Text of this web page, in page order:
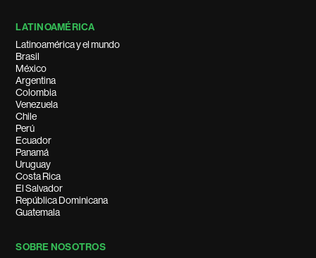
LATINOAMÉRICA
Latinoamérica y el mundo
Brasil
México
Argentina
Colombia
Venezuela
Chile
Perú
Ecuador
Panamá
Uruguay
Costa Rica
El Salvador
República Dominicana
Guatemala
SOBRE NOSOTROS